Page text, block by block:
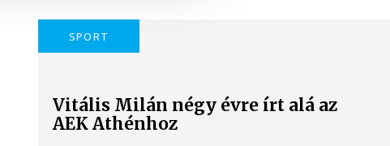
SPORT
Vitális Milán négy évre írt alá az
AEK Athénhoz